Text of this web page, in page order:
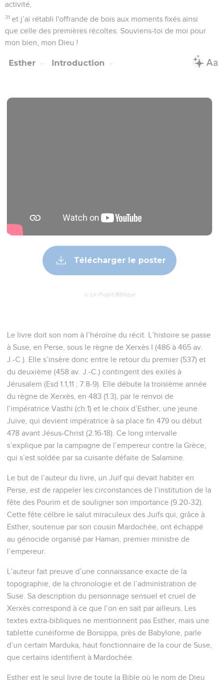
activité,
31 et j’ai rétabli l'offrande de bois aux moments fixés ainsi
que celle des premières récoltes. Souviens-toi de moi pour
mon bien, mon Dieu !
Esther Introduction
Télécharger le poster
© Le Projet Biblique
Le livre doit son nom à l’héroïne du récit. L’histoire se passe
à Suse, en Perse, sous le règne de Xerxès I (486 à 465 av.
J.-C.). Elle s’insère donc entre le retour du premier (537) et
du deuxième (458 av. J.-C.) contingent des exilés à
Jérusalem (Esd 1.1,11 ; 7.8-9). Elle débute la troisième année
du règne de Xerxès, en 483 (1.3), par le renvoi de
l’impératrice Vasthi (ch.1) et le choix d’Esther, une jeune
Juive, qui devient impératrice à sa place fin 479 ou début
478 avant Jésus-Christ (2.16-18). Ce long intervalle
s’explique par la campagne de l’empereur contre la Grèce,
qui s’est soldée par sa cuisante défaite de Salamine.
Le but de l’auteur du livre, un Juif qui devait habiter en
Perse, est de rappeler les circonstances de l’institution de la
fête des Pourim et de souligner son importance (9.20-32).
Cette fête célbre le salut miraculeux des Juifs qui, grâce à
Esther, soutenue par son cousin Mardochée, ont échappé
au génocide organisé par Haman, premier ministre de
l’empereur.
L’auteur fait preuve d’une connaissance exacte de la
topographie, de la chronologie et de l’administration de
Suse. Sa description du personnage sensuel et cruel de
Xerxès correspond à ce que l’on en sait par ailleurs. Les
textes extra-bibliques ne mentionnent pas Esther, mais une
tablette cunéiforme de Borsippa, près de Babylone, parle
d’un certain Marduka, haut fonctionnaire de la cour de Suse,
que certains identifient à Mardochée.
Esther est le seul livre de toute la Bible où le nom de Dieu